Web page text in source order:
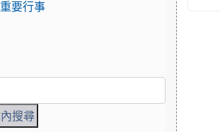
重要行事